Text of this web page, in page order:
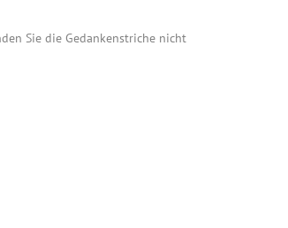
Sie die Gedankenstriche nicht